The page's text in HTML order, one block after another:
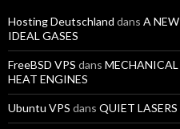
Hosting Deutschland dans A
IDEAL GASES
FreeBSD VPS dans
HEAT ENGINES
Ubuntu VPS dans QUIET LASERS